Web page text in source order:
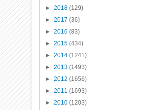
►2018(129)
►2017(36)
►2016(83)
►2015(434)
►2014(1241)
►2013(1493)
►2012(1656)
►2011(1693)
►2010(1203)